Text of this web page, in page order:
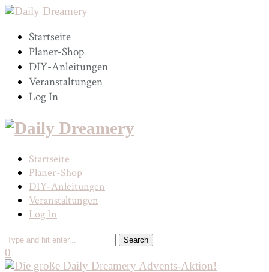
Startseite
Planer-Shop
DIY-Anleitungen
Veranstaltungen
Log In
Startseite
Planer-Shop
DIY-Anleitungen
Veranstaltungen
Log In
0